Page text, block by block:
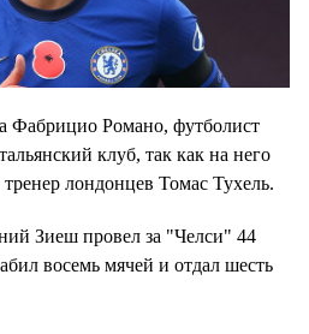
Фабрицио Романо, футболист
клуб, так как на него
лондонцев Томас Тухель.
Зиеш провел за "Челси" 44
восемь мячей и отдал шесть